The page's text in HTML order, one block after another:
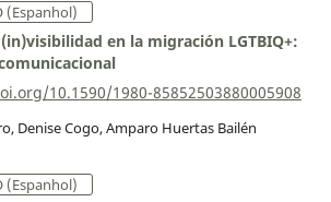
(Espanhol)
en la migración LGTBIQ+:
10.1590/1980-85852503880005908
Denise Cogo, Amparo Huertas Bailén
(Espanhol)